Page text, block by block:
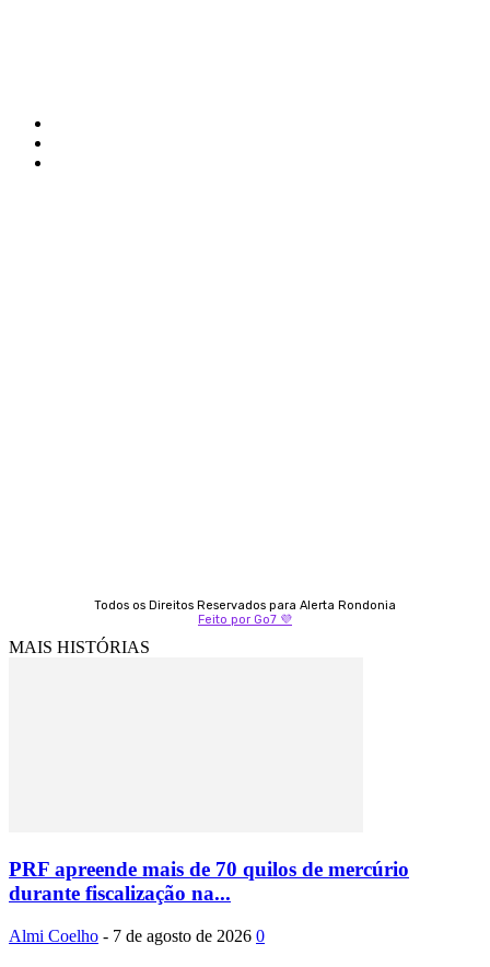
Todos os Direitos Reservados para Alerta Rondonia
Feito por Go7 💜
MAIS HISTÓRIAS
PRF apreende mais de 70 quilos de mercúrio
durante fiscalização na...
Almi Coelho - 7 de agosto de 2026 0